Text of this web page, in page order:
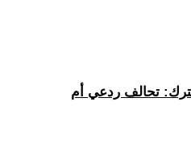
تحالف ردعي أم